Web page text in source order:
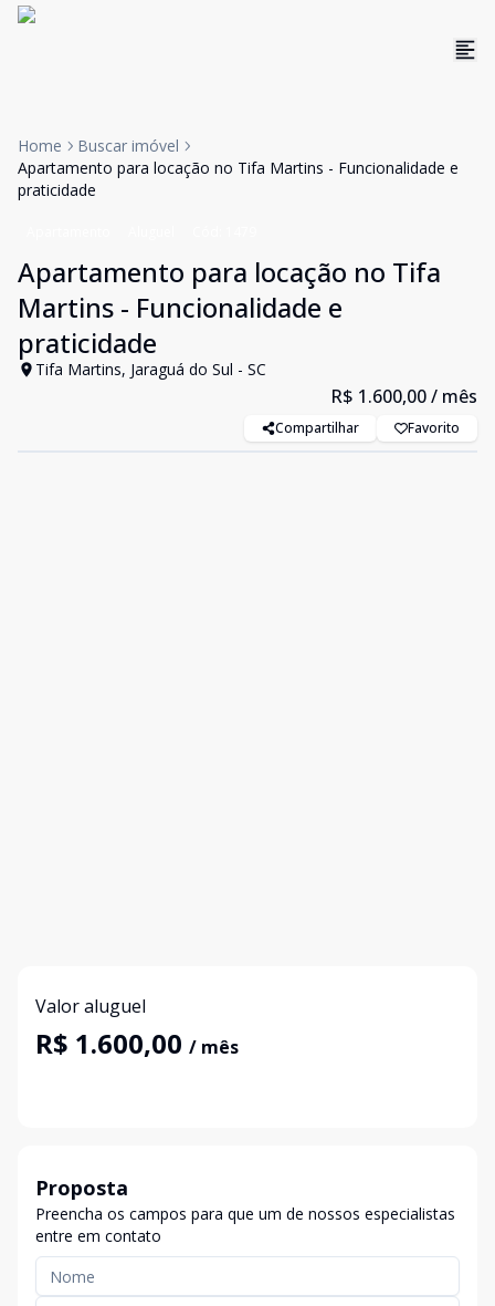
Home
Buscar imóvel
Apartamento para locação no Tifa Martins - Funcionalidade e
praticidade
Apartamento para locação no Tifa
Martins - Funcionalidade e
praticidade
Tifa Martins, Jaraguá do Sul - SC
R$ 1.600,00/ mês
Compartilhar Favorito
Valor aluguel
R$ 1.600,00 / mês
Proposta
Preencha os campos para que um de nossos especialistas
entre em contato